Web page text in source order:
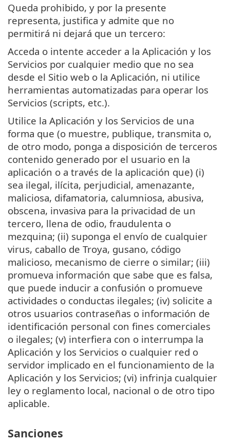
Queda prohibido, y por la presente
representa, justifica y admite que no
permitirá ni dejará que un tercero:
Acceda o intente acceder a la Aplicación y los
Servicios por cualquier medio que no sea
desde el Sitio web o la Aplicación, ni utilice
herramientas automatizadas para operar los
Servicios (scripts, etc.).
Utilice la Aplicación y los Servicios de una
forma que (o muestre, publique, transmita o,
de otro modo, ponga a disposición de terceros
contenido generado por el usuario en la
aplicación o a través de la aplicación que) (i)
sea ilegal, ilícita, perjudicial, amenazante,
maliciosa, difamatoria, calumniosa, abusiva,
obscena, invasiva para la privacidad de un
tercero, llena de odio, fraudulenta o
mezquina; (ii) suponga el envío de cualquier
virus, caballo de Troya, gusano, código
malicioso, mecanismo de cierre o similar; (iii)
promueva información que sabe que es falsa,
que puede inducir a confusión o promueve
actividades o conductas ilegales; (iv) solicite a
otros usuarios contraseñas o información de
identificación personal con fines comerciales
o ilegales; (v) interfiera con o interrumpa la
Aplicación y los Servicios o cualquier red o
servidor implicado en el funcionamiento de la
Aplicación y los Servicios; (vi) infrinja cualquier
ley o reglamento local, nacional o de otro tipo
aplicable.
Sanciones